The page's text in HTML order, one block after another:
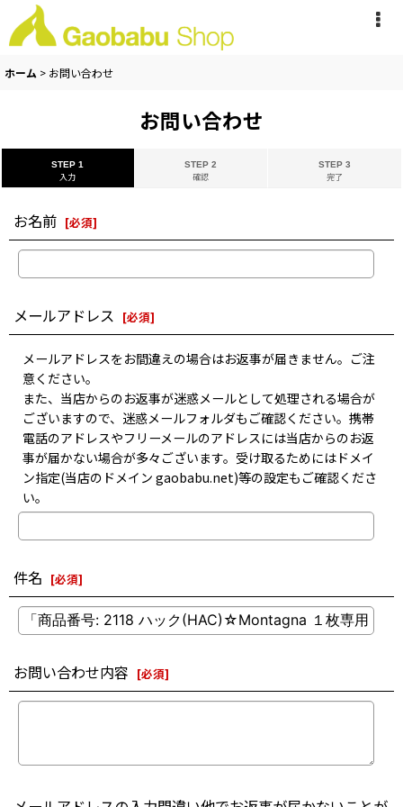
ホーム > お問い合わせ
お問い合わせ
STEP 1
入力
STEP 2
確認
STEP 3
完了
お名前 [必須]
メールアドレス [必須]
メールアドレスをお間違えの場合はお返事が届きません。ご注
意ください。
また、当店からのお返事が迷惑メールとして処理される場合が
ございますので、迷惑メールフォルダもご確認ください。携帯
電話のアドレスやフリーメールのアドレスには当店からのお返
事が届かない場合が多々ございます。受け取るためにはドメイ
ン指定(当店のドメイン gaobabu.net)等の設定もご確認くださ
い。
件名 [必須]
お問い合わせ内容 [必須]